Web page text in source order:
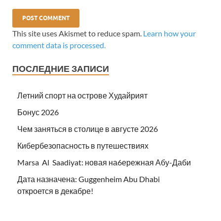
This site uses Akismet to reduce spam. Learn how your
comment data is processed.
ПОСЛЕДНИЕ ЗАПИСИ
Летний спорт на острове Худайрият
Бонус 2026
Чем заняться в столице в августе 2026
Кибербезопасность в путешествиях
Marsa Al Saadiyat: новая на6ережная Абу-Даби
Дата назначена: Guggenheim Abu Dhabi
откроется в декабре!